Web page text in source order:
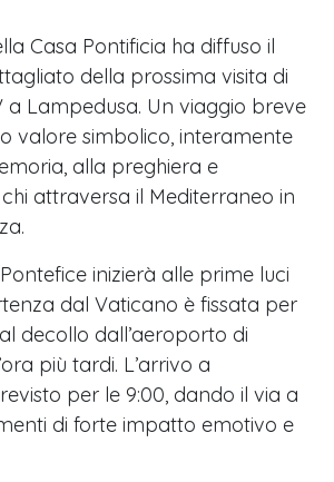
Casa Pontificia ha diffuso il
della prossima visita di
a Lampedusa. Un viaggio breve
valore simbolico, interamente
alla preghiera e
attraversa il Mediterraneo in
inizierà alle prime luci
dal Vaticano è fissata per
decollo dall’aeroporto di
più tardi. L’arrivo a
per le 9:00, dando il via a
di forte impatto emotivo e